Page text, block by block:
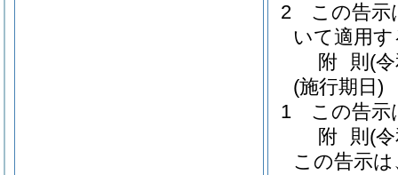
2
この告示
いて適用
附 則 (
(施行期日)
1
この告示
附 則 (
この告示